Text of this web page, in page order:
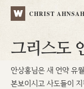
WATVCHRIST
그리스도
안상홍님은 새 언약 유
본보이시고사도들이